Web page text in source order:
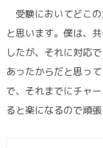
受験においてどこ
と思います。僕は、
したが、それに対応
あったからだと思っ
で、それまでにチャ
ると楽になるので頑張